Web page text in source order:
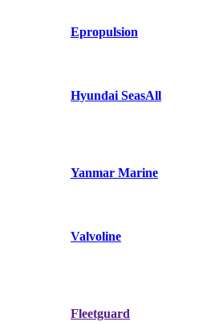
Epropulsion
Hyundai SeasAll
Yanmar Marine
Valvoline
Fleetguard